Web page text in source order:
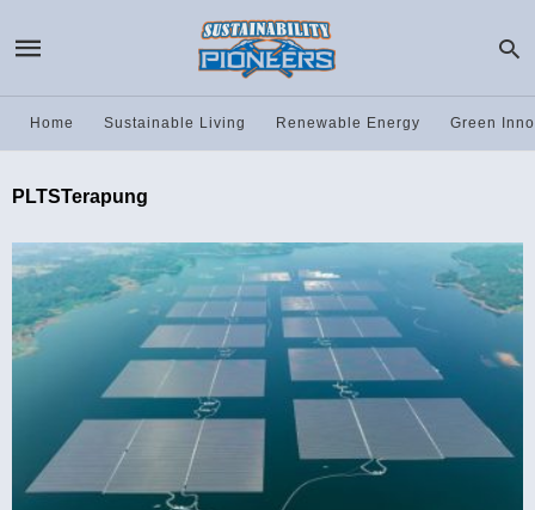
Home Sustainable Living Renewable Energy Green
PLTSTerapung